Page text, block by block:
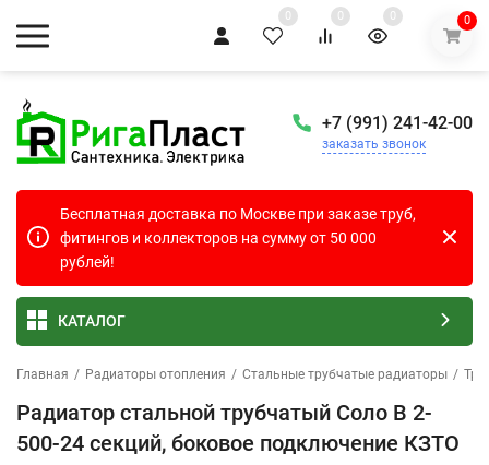
0 0 0 0
+7 (991) 241-42-00
заказать звонок
Бесплатная доставка по Москве при заказе труб,
фитингов и коллекторов на сумму от 50 000
рублей!
КАТАЛОГ
Главная / Радиаторы отопления / Стальные трубчатые радиаторы /
Радиатор стальной трубчатый Соло В 2-
500-24 секций, боковое подключение КЗТО